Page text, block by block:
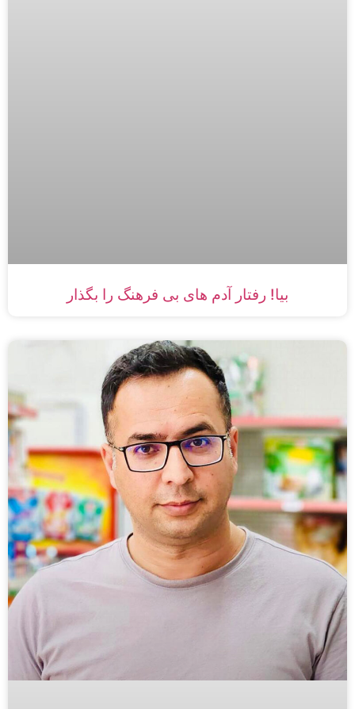
بيا! رفتار آدم هاى بى فرهنگ را بگذار